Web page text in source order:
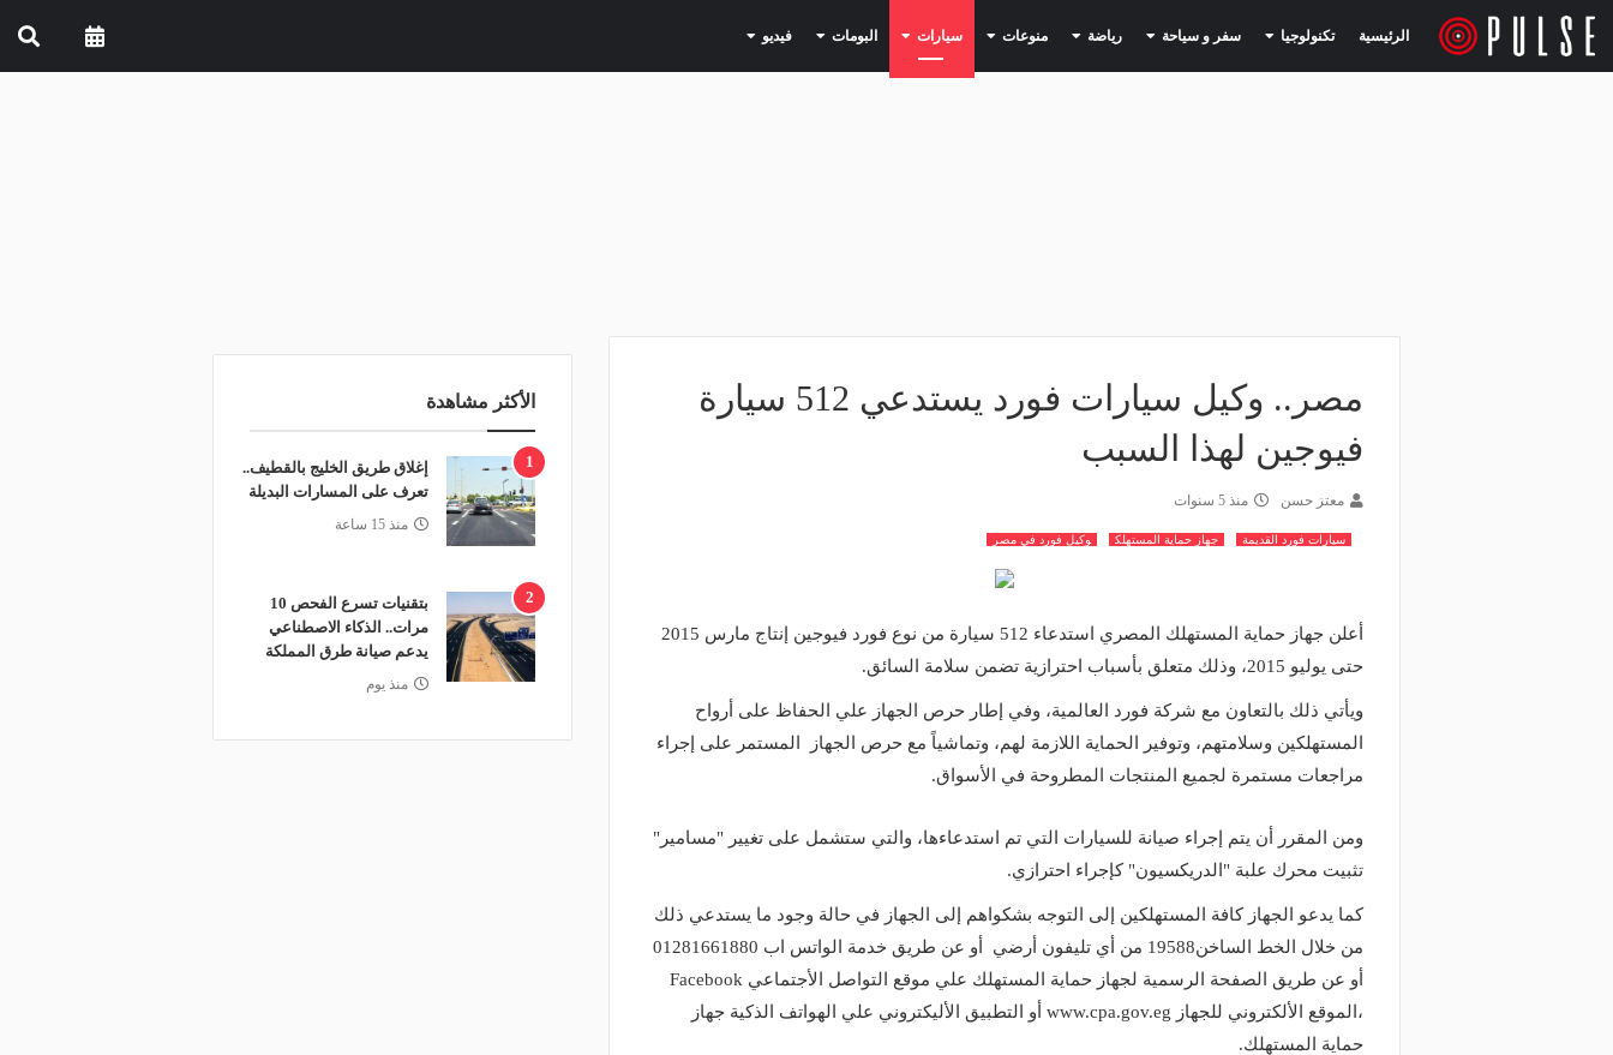
الرئيسية تكنولوجيا (current) سفر و سياحة (current) رياضة (current) منوعات (current) سيارات (current) البومات (current) فيديو (current)
مصر.. وكيل سيارات فورد يستدعي 512 سيارة
فيوجين لهذا السبب
معتز حسن منذ 5 سنوات
سيارات فورد القديمة جهاز حماية المستهلك وكيل فورد في مصر
أعلن جهاز حماية المستهلك المصري استدعاء 512 سيارة من نوع فورد فيوجين إنتاج مارس 2015
حتى يوليو 2015، وذلك متعلق بأسباب احترازية تضمن سلامة السائق.
ويأتي ذلك بالتعاون مع شركة فورد العالمية، وفي إطار حرص الجهاز علي الحفاظ على أرواح
المستهلكين وسلامتهم، وتوفير الحماية اللازمة لهم، وتماشياً مع حرص الجهاز المستمر على إجراء
مراجعات مستمرة لجميع المنتجات المطروحة في الأسواق.
ومن المقرر أن يتم إجراء صيانة للسيارات التي تم استدعاءها، والتي ستشمل على تغيير "مسامير"
تثبيت محرك علبة "الدريكسيون" كإجراء احترازي.
كما يدعو الجهاز كافة المستهلكين إلى التوجه بشكواهم إلى الجهاز في حالة وجود ما يستدعي ذلك
من خلال الخط الساخن19588 من أي تليفون أرضي أو عن طريق خدمة الواتس اب 01281661880
أو عن طريق الصفحة الرسمية لجهاز حماية المستهلك علي موقع التواصل الأجتماعي Facebook
،الموقع الألكتروني للجهاز www.cpa.gov.eg أو التطبيق الأليكتروني علي الهواتف الذكية جهاز
حماية المستهلك.
الأكثر مشاهدة
1
إغلاق طريق الخليج بالقطيف..
تعرف على المسارات البديلة
منذ 15 ساعة
2
بتقنيات تسرع الفحص 10
مرات.. الذكاء الاصطناعي
يدعم صيانة طرق المملكة
منذ يوم